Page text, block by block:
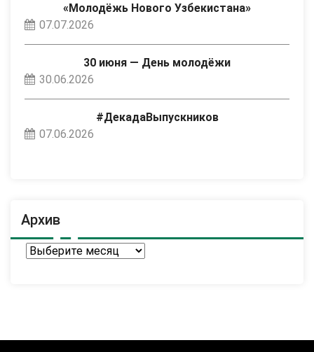
«Молодёжь Нового Узбекистана»
07.07.2026
30 июня — День молодёжи
30.06.2026
#ДекадаВыпускников
07.06.2026
Архив
Архив